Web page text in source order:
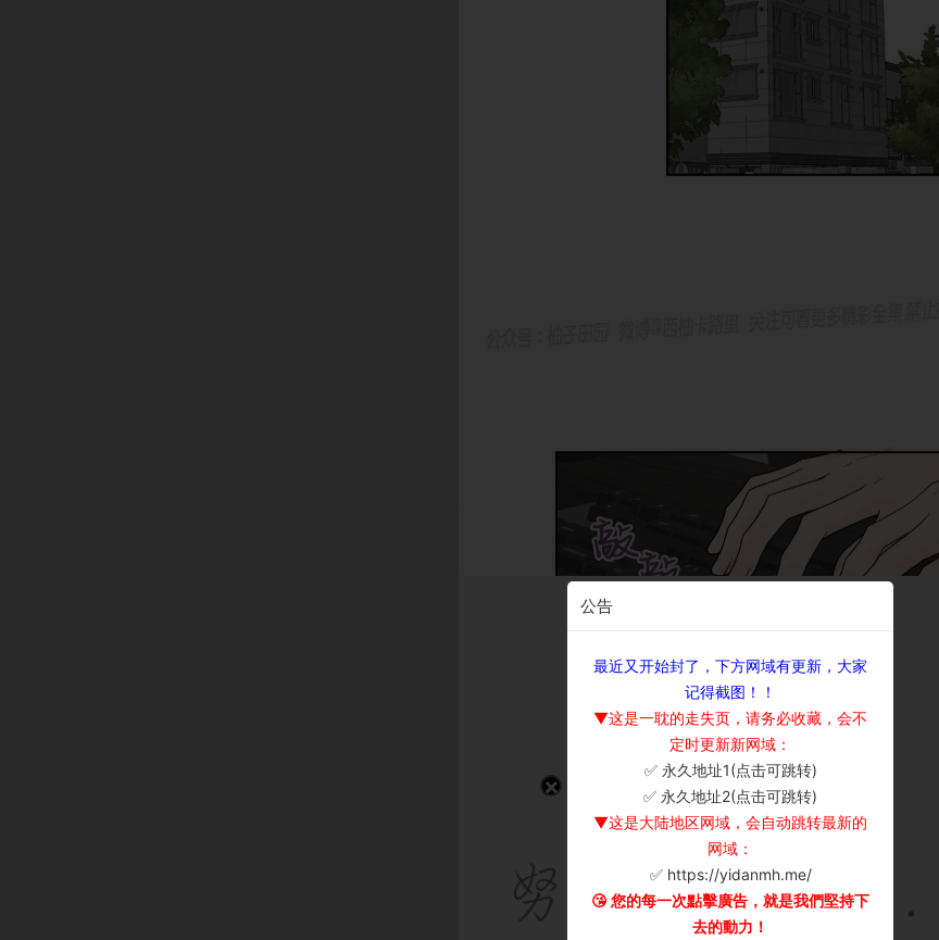
公告
最近又开始封了，下方网域有更新，大家
记得截图！！
▼这是一耽的走失页，请务必收藏，会不
定时更新新网域：
✅ 永久地址1(点击可跳转)
✅ 永久地址2(点击可跳转)
▼这是大陆地区网域，会自动跳转最新的
网域：
✅ https://yidanmh.me/
😘 您的每一次點擊廣告，就是我們堅持下
去的動力！
×